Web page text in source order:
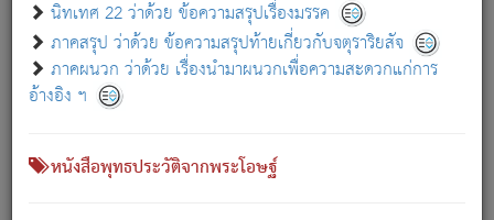
นิทเทศ 22 ว่าด้วย ข้อความสรุปเรื่องมรรค
ภาคสรุป ว่าด้วย ข้อความสรุปท้ายเกี่ยวกับจตุราริยสัจ
ภาคผนวก ว่าด้วย เรื่องนำมาผนวกเพื่อความสะดวกแก่การ
อ้างอิง ฯ
หนังสือพุทธประวัติจากพระโอษฐ์